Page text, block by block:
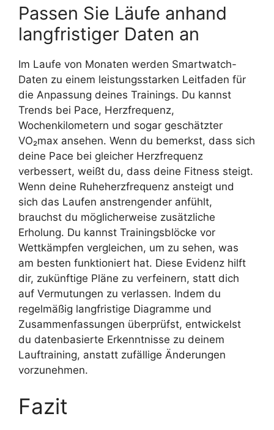
Passen Sie Läufe anhand
langfristiger Daten an
Im Laufe von Monaten werden Smartwatch-
Daten zu einem leistungsstarken Leitfaden für
die Anpassung deines Trainings. Du kannst
Trends bei Pace, Herzfrequenz,
Wochenkilometern und sogar geschätzter
VO₂max ansehen. Wenn du bemerkst, dass sich
deine Pace bei gleicher Herzfrequenz
verbessert, weißt du, dass deine Fitness steigt.
Wenn deine Ruheherzfrequenz ansteigt und
sich das Laufen anstrengender anfühlt,
brauchst du möglicherweise zusätzliche
Erholung. Du kannst Trainingsblöcke vor
Wettkämpfen vergleichen, um zu sehen, was
am besten funktioniert hat. Diese Evidenz hilft
dir, zukünftige Pläne zu verfeinern, statt dich
auf Vermutungen zu verlassen. Indem du
regelmäßig langfristige Diagramme und
Zusammenfassungen überprüfst, entwickelst
du datenbasierte Erkenntnisse zu deinem
Lauftraining, anstatt zufällige Änderungen
vorzunehmen.
Fazit